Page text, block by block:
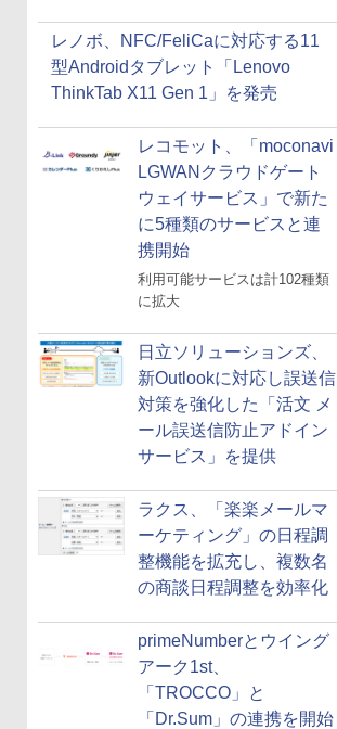
レノボ、NFC/FeliCaに対応する11
型Androidタブレット「Lenovo
ThinkTab X11 Gen 1」を発売
レコモット、「moconavi
LGWANクラウドゲート
ウェイサービス」で新た
に5種類のサービスと連
携開始
利用可能サービスは計102種類
に拡大
日立ソリューションズ、
新Outlookに対応し誤送信
対策を強化した「活文 メ
ール誤送信防止アドイン
サービス」を提供
ラクス、「楽楽メールマ
ーケティング」の日程調
整機能を拡充し、複数名
の商談日程調整を効率化
primeNumberとウイング
アーク1st、
「TROCCO」と
「Dr.Sum」の連携を開始